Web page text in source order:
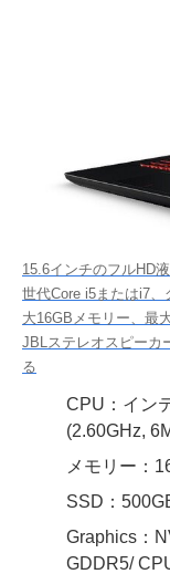
15.6インチのフルHD
世代Core i5またはi7
大16GBメモリー、最
JBLステレオスピーカ
る
CPU：イン
(2.60GHz,
メモリー：
SSD：
Graphics：
GDDR5/